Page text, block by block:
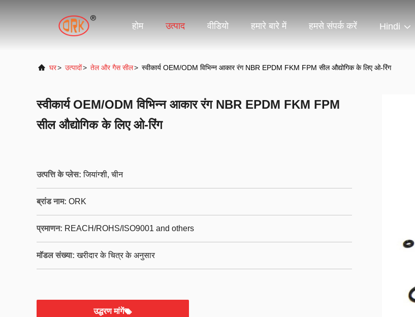
होम उत्पाद वीडियो हमारे बारे में हमसे संपर्क करें Hindi
घर> उत्पादों> तेल और गैस सील> स्वीकार्य OEM/ODM विभिन्न आकार रंग NBR EPDM FKM FPM सील औद्योगिक के लिए ओ-रिंग
स्वीकार्य OEM/ODM विभिन्न आकार रंग NBR EPDM FKM FPM
सील औद्योगिक के लिए ओ-रिंग
उत्पत्ति के प्लेस: जियांग्शी, चीन
ब्रांड नाम: ORK
प्रमाणन: REACH/ROHS/ISO9001 and others
मॉडल संख्या: खरीदार के चित्र के अनुसार
उद्धरण मांगें